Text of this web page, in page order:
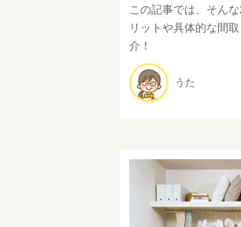
この記事では、そん
リットや具体的な間
介！
うた